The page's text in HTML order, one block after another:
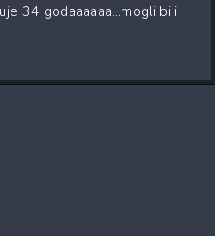
34 godaaaaaa...mogli bi i